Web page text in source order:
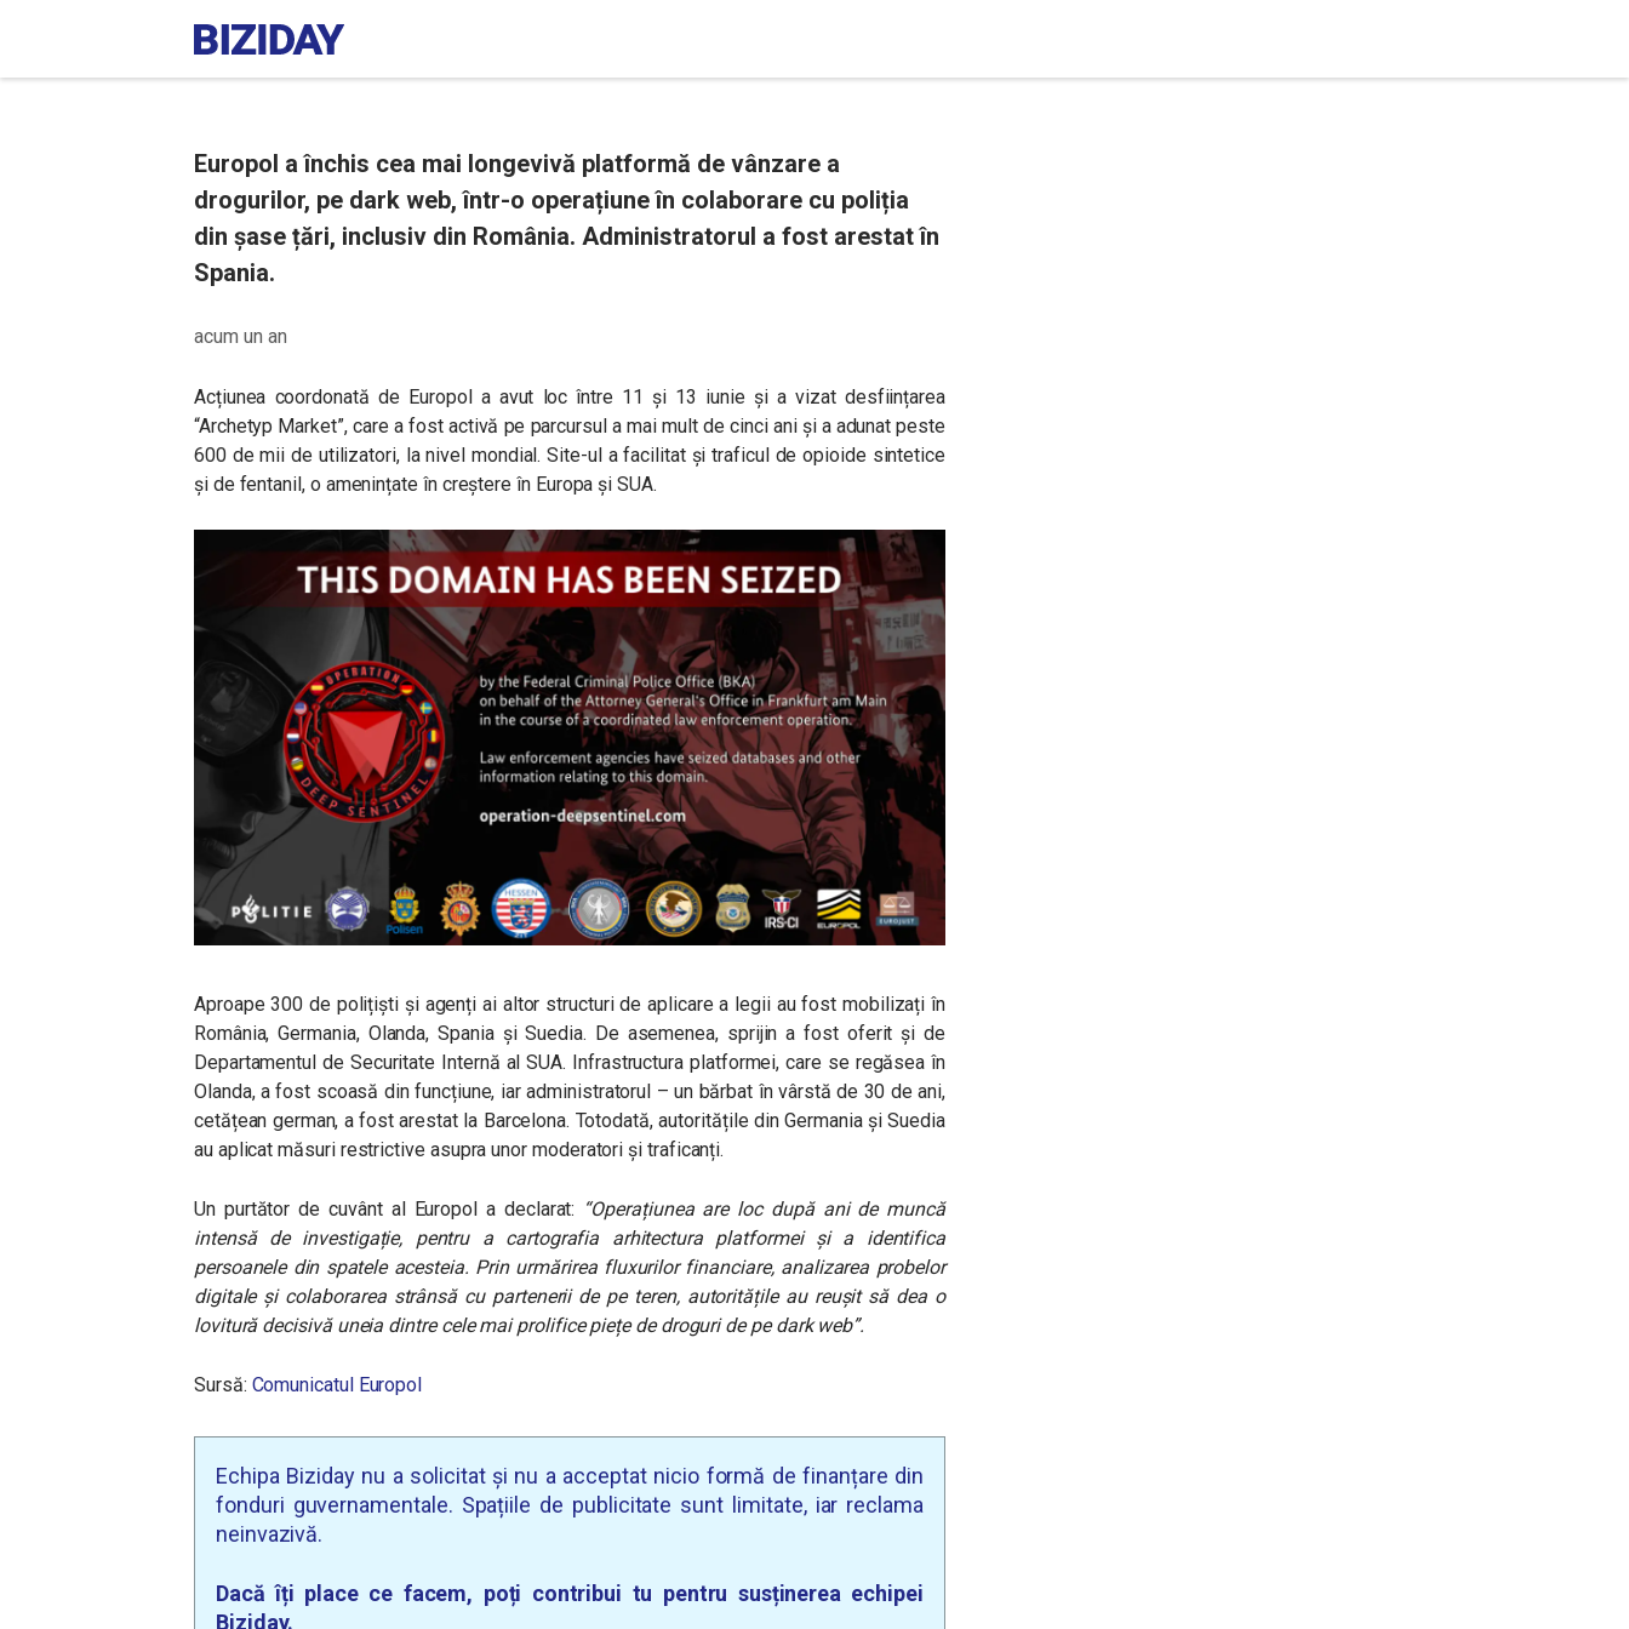
Europol a închis cea mai longevivă platformă de vânzare a
drogurilor, pe dark web, într-o operațiune în colaborare cu poliția
din șase țări, inclusiv din România. Administratorul a fost arestat în
Spania.
acum un an
Acțiunea coordonată de Europol a avut loc între 11 și 13 iunie și a vizat desființarea
“Archetyp Market”, care a fost activă pe parcursul a mai mult de cinci ani și a adunat peste
600 de mii de utilizatori, la nivel mondial. Site-ul a facilitat și traficul de opioide sintetice
și de fentanil, o amenințate în creștere în Europa și SUA.
Aproape 300 de polițiști și agenți ai altor structuri de aplicare a legii au fost mobilizați în
România, Germania, Olanda, Spania și Suedia. De asemenea, sprijin a fost oferit și de
Departamentul de Securitate Internă al SUA. Infrastructura platformei, care se regăsea în
Olanda, a fost scoasă din funcțiune, iar administratorul – un bărbat în vârstă de 30 de ani,
cetățean german, a fost arestat la Barcelona. Totodată, autoritățile din Germania și Suedia
au aplicat măsuri restrictive asupra unor moderatori și traficanți.
Un purtător de cuvânt al Europol a declarat: “Operațiunea are loc după ani de muncă
intensă de investigație, pentru a cartografia arhitectura platformei și a identifica
persoanele din spatele acesteia. Prin urmărirea fluxurilor financiare, analizarea probelor
digitale și colaborarea strânsă cu partenerii de pe teren, autoritățile au reușit să dea o
lovitură decisivă uneia dintre cele mai prolifice piețe de droguri de pe dark web”.
Sursă: Comunicatul Europol
Echipa Biziday nu a solicitat și nu a acceptat nicio formă de finanțare din
fonduri guvernamentale. Spațiile de publicitate sunt limitate, iar reclama
neinvazivă.
Dacă îți place ce facem, poți contribui tu pentru susținerea echipei
Biziday.